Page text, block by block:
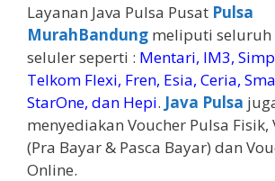
Layanan Java Pulsa Pusat Pulsa
MurahBandung meliputi
seluler seperti : Mentari, IM3,
Telkom Flexi, Fren, Esia, Ceria,
StarOne, dan Hepi. Java Pulsa
menyediakan Voucher Pulsa Fisik,
(Pra Bayar & Pasca Bayar) dan
Online.